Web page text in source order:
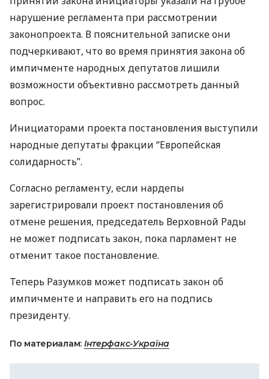
нарушение регламента при рассмотрении
законопроекта. В пояснительной записке они
подчеркивают, что во время принятия закона об
импичменте народных депутатов лишили
возможности объективно рассмотреть данный
вопрос.
Инициаторами проекта постановления выступили
народные депутаты фракции “Европейская
солидарность”.
Согласно регламенту, если нардепы
зарегистрировали проект постановления об
отмене решения, председатель Верховной Рады
не может подписать закон, пока парламент не
отменит такое постановление.
Теперь Разумков может подписать закон об
импичменте и направить его на подпись
президенту.
По материалам: Інтерфакс-Україна